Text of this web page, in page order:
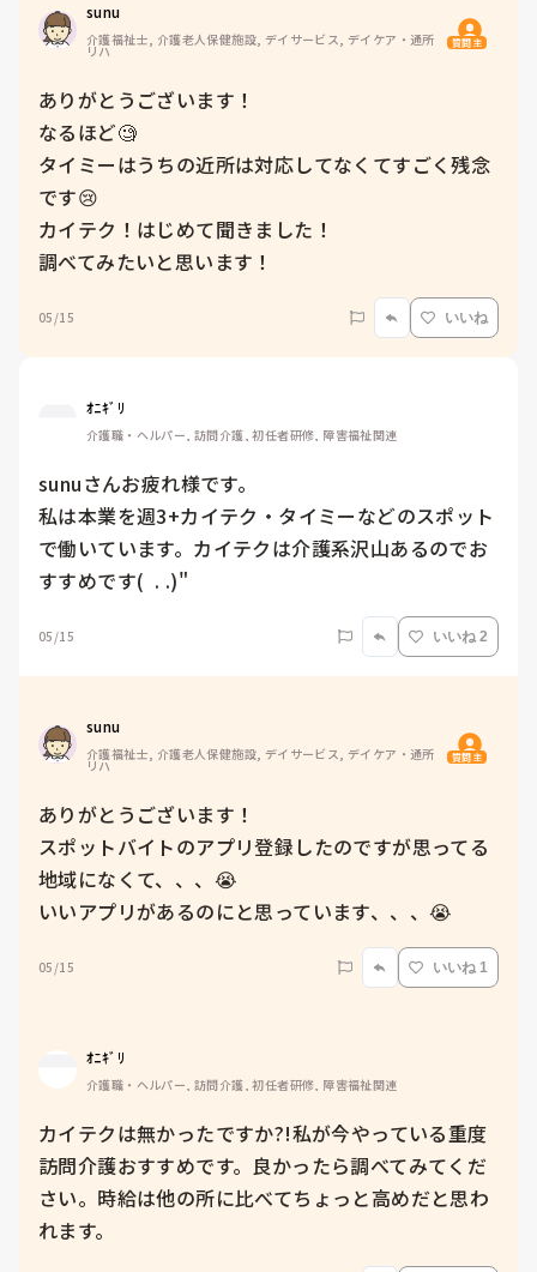
sunu
介護福祉士, 介護老人保健施設, デイサービス, デイケア・通所
リハ 質問主
ありがとうございます！
なるほど🧐
タイミーはうちの近所は対応してなくてすごく残念
です😢
カイテク！はじめて聞きました！
調べてみたいと思います！
05/15 いいね
ｵﾆｷﾞﾘ
介護職・ヘルパー, 訪問介護, 初任者研修, 障害福祉関連
sunuさんお疲れ様です。
私は本業を週3+カイテク・タイミーなどのスポット
で働いています。カイテクは介護系沢山あるのでお
すすめです(  . .)"
05/15 いいね 2
sunu
介護福祉士, 介護老人保健施設, デイサービス, デイケア・通所
リハ 質問主
ありがとうございます！
スポットバイトのアプリ登録したのですが思ってる
地域になくて、、、😭
いいアプリがあるのにと思っています、、、😭
05/15 いいね 1
ｵﾆｷﾞﾘ
介護職・ヘルパー, 訪問介護, 初任者研修, 障害福祉関連
カイテクは無かったですか?!私が今やっている重度
訪問介護おすすめです。良かったら調べてみてくだ
さい。時給は他の所に比べてちょっと高めだと思わ
れます。